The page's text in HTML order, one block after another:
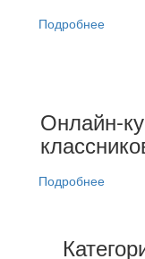
Подробнее
Онлайн-
Подробнее